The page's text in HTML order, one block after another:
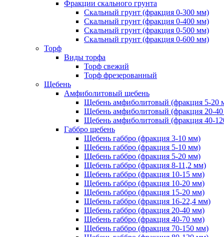
Фракции скального грунта
Скальный грунт (фракция 0-300 мм)
Скальный грунт (фракция 0-400 мм)
Скальный грунт (фракция 0-500 мм)
Скальный грунт (фракция 0-600 мм)
Торф
Виды торфа
Торф свежий
Торф фрезерованный
Щебень
Амфиболитовый щебень
Щебень амфиболитовый (фракция 5-20
Щебень амфиболитовый (фракция 20-
Щебень амфиболитовый (фракция 40-
Габбро щебень
Щебень габбро (фракция 3-10 мм)
Щебень габбро (фракция 5-10 мм)
Щебень габбро (фракция 5-20 мм)
Щебень габбро (фракция 8-11,2 мм)
Щебень габбро (фракция 10-15 мм)
Щебень габбро (фракция 10-20 мм)
Щебень габбро (фракция 15-20 мм)
Щебень габбро (фракция 16-22,4 мм)
Щебень габбро (фракция 20-40 мм)
Щебень габбро (фракция 40-70 мм)
Щебень габбро (фракция 70-150 мм)